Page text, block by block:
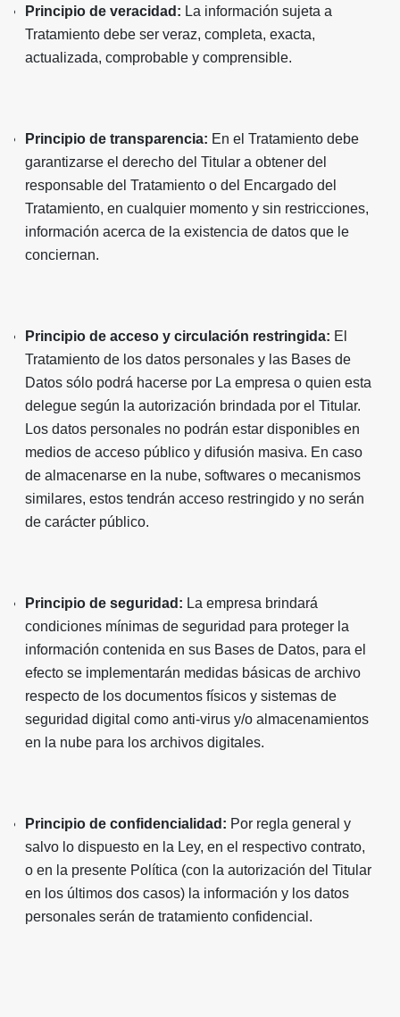
Principio de veracidad: La información sujeta a
Tratamiento debe ser veraz, completa, exacta,
actualizada, comprobable y comprensible.
Principio de transparencia: En el Tratamiento debe
garantizarse el derecho del Titular a obtener del
responsable del Tratamiento o del Encargado del
Tratamiento, en cualquier momento y sin restricciones,
información acerca de la existencia de datos que le
conciernan.
Principio de acceso y circulación restringida: El
Tratamiento de los datos personales y las Bases de
Datos sólo podrá hacerse por La empresa o quien esta
delegue según la autorización brindada por el Titular.
Los datos personales no podrán estar disponibles en
medios de acceso público y difusión masiva. En caso
de almacenarse en la nube, softwares o mecanismos
similares, estos tendrán acceso restringido y no serán
de carácter público.
Principio de seguridad: La empresa brindará
condiciones mínimas de seguridad para proteger la
información contenida en sus Bases de Datos, para el
efecto se implementarán medidas básicas de archivo
respecto de los documentos físicos y sistemas de
seguridad digital como anti-virus y/o almacenamientos
en la nube para los archivos digitales.
Principio de confidencialidad: Por regla general y
salvo lo dispuesto en la Ley, en el respectivo contrato,
o en la presente Política (con la autorización del Titular
en los últimos dos casos) la información y los datos
personales serán de tratamiento confidencial.